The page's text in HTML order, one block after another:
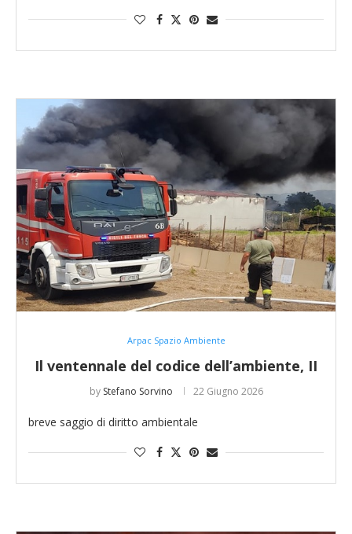
Arpac Spazio Ambiente
Il ventennale del codice dell’ambiente, II
by Stefano Sorvino 22 Giugno 2026
breve saggio di diritto ambientale